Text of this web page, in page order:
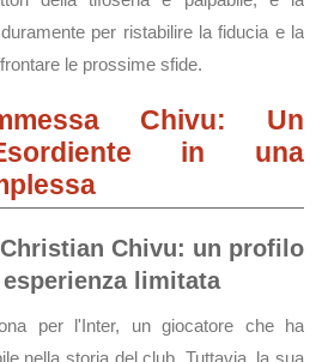
per ristabilire la fiducia e la
le prossime sfide.
Chivu: Un
in una
Chivu: un profilo
limitata
per l'Inter, un giocatore che ha
nella storia del club. Tuttavia, la sua